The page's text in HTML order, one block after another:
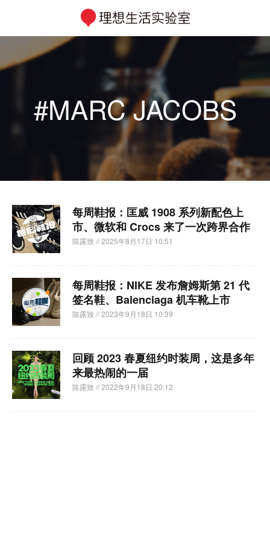
#MARC JACOBS
每周鞋报：匡威 1908 系列新配色上
市、微软和 Crocs 来了一次跨界合作
陈露致// 2025年8月17日 10:51
每周鞋报：NIKE 发布詹姆斯第 21 代
签名鞋、Balenciaga 机车靴上市
陈露致// 2023年9月18日 10:39
回顾 2023 春夏纽约时装周，这是多年
来最热闹的一届
陈露致// 2022年9月18日 20:12